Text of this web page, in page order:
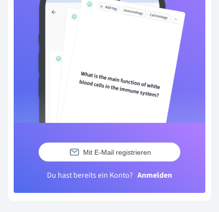
Mit E-Mail registrieren
Du hast bereits ein Konto? Anmelden